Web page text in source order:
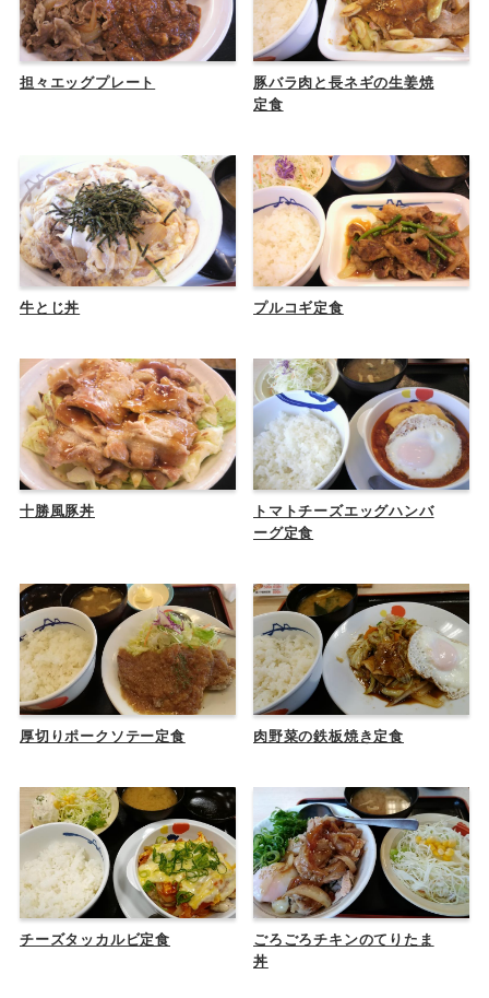
担々エッグプレート
豚バラ肉と長ネギの生姜焼
定食
牛とじ丼 プルコギ定食
十勝風豚丼
トマトチーズエッグハンバ
ーグ定食
厚切りポークソテー定食 肉野菜の鉄板焼き定食
チーズタッカルビ定食
ごろごろチキンのてりたま
丼